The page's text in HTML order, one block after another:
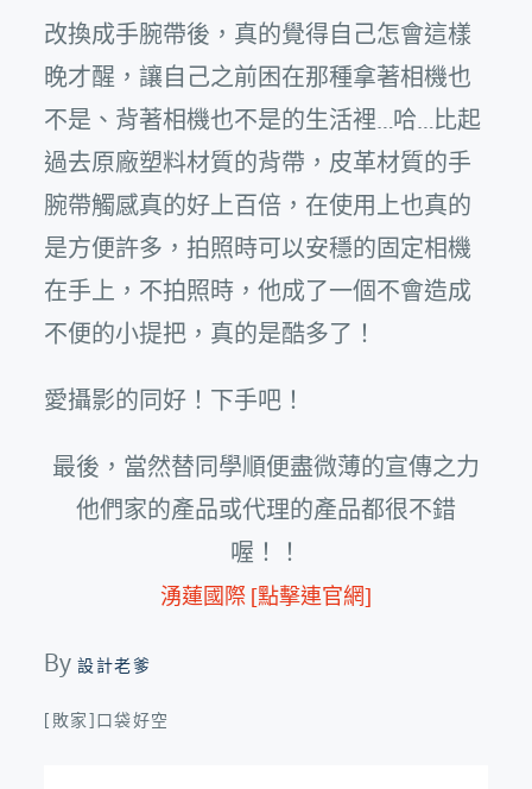
改換成手腕帶後，真的覺得自己怎會這樣
晚才醒，讓自己之前困在那種拿著相機也
不是、背著相機也不是的生活裡…哈…比起
過去原廠塑料材質的背帶，皮革材質的手
腕帶觸感真的好上百倍，在使用上也真的
是方便許多，拍照時可以安穩的固定相機
在手上，不拍照時，他成了一個不會造成
不便的小提把，真的是酷多了！
愛攝影的同好！下手吧！
最後，當然替同學順便盡微薄的宣傳之力
他們家的產品或代理的產品都很不錯
喔！！
湧蓮國際 [點擊連官網]
By設計老爹
[敗家]口袋好空